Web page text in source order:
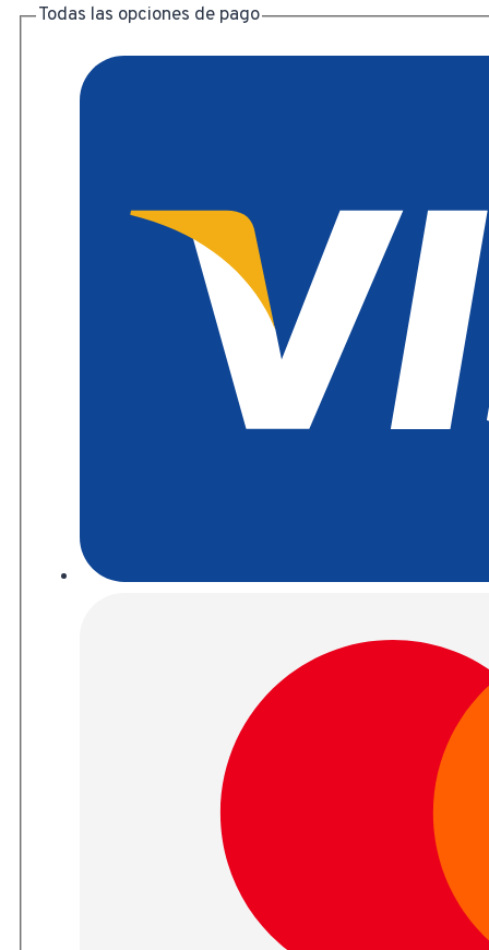
Todas las opciones de pago